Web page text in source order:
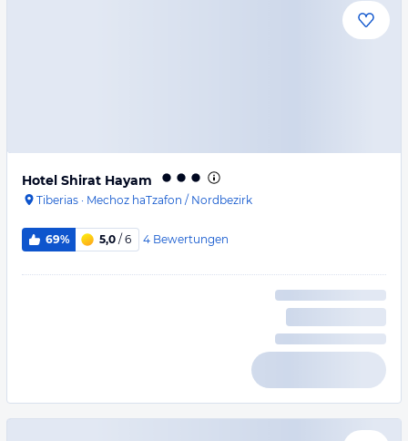
Hotel Shirat Hayam
Tiberias · Mechoz haTzafon / Nordbezirk
69% 5,0 / 6 4 Bewertungen